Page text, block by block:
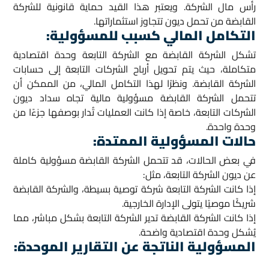
رأس مال الشركة. ويعتبر هذا القيد حماية قانونية للشركة
القابضة من تحمل ديون تتجاوز استثماراتها.
التكامل المالي كسبب للمسؤولية:
تشكل الشركة القابضة مع الشركة التابعة وحدة اقتصادية
متكاملة، حيث يتم تحويل أرباح الشركات التابعة إلى حسابات
الشركة القابضة. ونظرًا لهذا التكامل المالي، من الممكن أن
تتحمل الشركة القابضة مسؤولية مالية تجاه سداد ديون
الشركات التابعة، خاصة إذا كانت العمليات تُدار بوصفها جزءًا من
وحدة واحدة.
حالات المسؤولية الممتدة:
في بعض الحالات، قد تتحمل الشركة القابضة مسؤولية كاملة
عن ديون الشركة التابعة، مثل:
إذا كانت الشركة التابعة شركة توصية بسيطة، والشركة القابضة
شريكًا موصيًا يتولى الإدارة الخارجية.
إذا كانت الشركة القابضة تدير الشركة التابعة بشكل مباشر، مما
يُشكل وحدة اقتصادية واضحة.
المسؤولية الناتجة عن التقارير الموحدة: